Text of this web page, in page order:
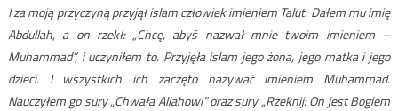
I za moją przyczyną przyjął islam człowiek imieniem Talut. Dałem mu imię
Abdullah, a on rzekł: „Chcę, abyś nazwał mnie twoim imieniem –
Muhammad”, i uczyniłem to. Przyjęła islam jego żona, jego matka i jego
dzieci. I wszystkich ich zaczęto nazywać imieniem Muhammad.
Nauczyłem go sury „Chwała Allahowi” oraz sury „Rzeknij: On jest Bogiem